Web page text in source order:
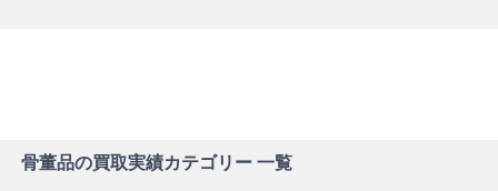
骨董品の買取実績カテゴリー 一覧